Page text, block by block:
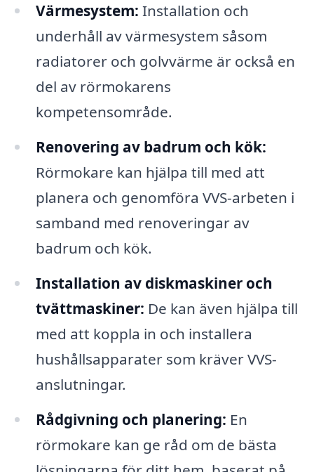
Värmesystem: Installation och
underhåll av värmesystem såsom
radiatorer och golvvärme är också en
del av rörmokarens
kompetensområde.
Renovering av badrum och kök:
Rörmokare kan hjälpa till med att
planera och genomföra VVS-arbeten i
samband med renoveringar av
badrum och kök.
Installation av diskmaskiner och
tvättmaskiner: De kan även hjälpa till
med att koppla in och installera
hushållsapparater som kräver VVS-
anslutningar.
Rådgivning och planering: En
rörmokare kan ge råd om de bästa